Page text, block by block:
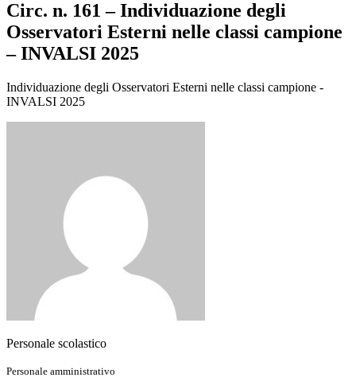
Circ. n. 161 – Individuazione degli
Osservatori Esterni nelle classi campione
– INVALSI 2025
Individuazione degli Osservatori Esterni nelle classi campione -
INVALSI 2025
Personale scolastico
Personale amministrativo